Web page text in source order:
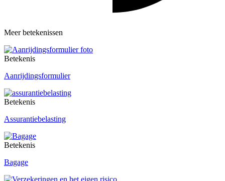
Meer betekenissen
Betekenis
Aanrijdingsformulier
Betekenis
Assurantiebelasting
Betekenis
Bagage